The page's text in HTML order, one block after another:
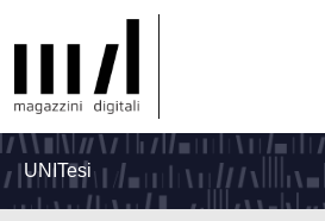
UNITesi